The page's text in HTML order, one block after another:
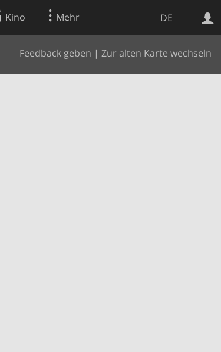
DE
Kino Mehr
Feedback geben | Zur alten Karte wechseln
Websuche